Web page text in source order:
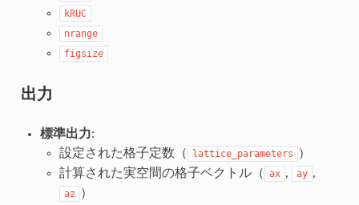
kRUC
nrange
figsize
出力
標準出力:
設定された格子定数（
lattice_parameters
）
計算された実空間の格子ベクトル（ ax , ay ,
az
）